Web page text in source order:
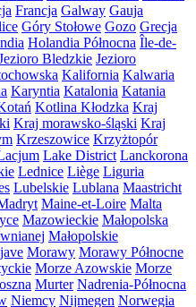
Francja Galway Gauja
Góry Stołowe Gozo Grecja
Holandia Północna Île-de-
Bledzkie Jezioro
Kalifornia Kalwaria
Karyntia Katalonia Katania
Kotlina Kłodzka Kraj
Kraj morawsko-śląski Kraj
Krzeszowice Krzyżtopór
Lake District Lanckorona
Lednice Liège Liguria
Lubelskie Lublana Maastricht
Maine-et-Loire Malta
Mazowieckie Małopolska
Małopolskie
Morawy Morawy Północne
Morze Azowskie Morze
Murter Nadrenia-Północna
Niemcy Nijmegen Norwegia